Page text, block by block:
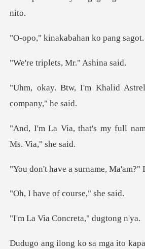
nakabahan k
lets, Mr."
lid
my full
e a surname, M
of course,
Concreta," d